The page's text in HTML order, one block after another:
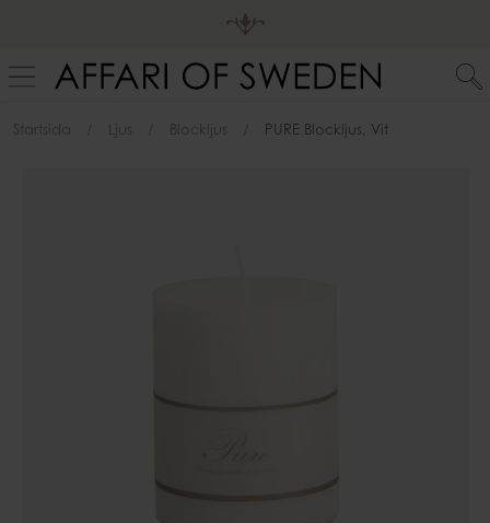
Startsida Ljus Blockljus PURE Blockljus, Vit